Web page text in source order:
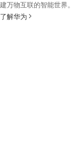
建万物互联的智能世界。
了解华为